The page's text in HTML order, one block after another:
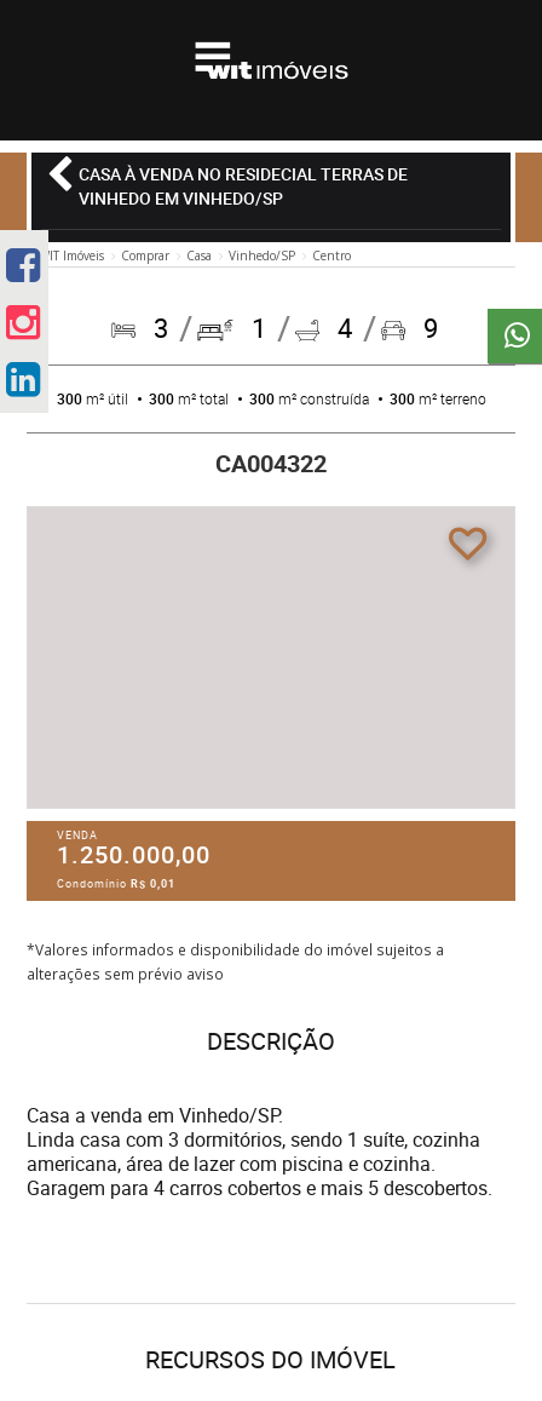
CASA À VENDA NO RESIDECIAL TERRAS DE
VINHEDO EM VINHEDO/SP
WIT Imóveis Comprar Casa Vinhedo/SP Centro
3 1 4 9
300m² útil 300m² total 300m² construída 300m² terreno
CA004322
VENDA
1.250.000,00
CondomínioR$ 0,01
*Valores informados e disponibilidade do imóvel sujeitos a
alterações sem prévio aviso
DESCRIÇÃO
Casa a venda em Vinhedo/SP.
Linda casa com 3 dormitórios, sendo 1 suíte, cozinha
americana, área de lazer com piscina e cozinha.
Garagem para 4 carros cobertos e mais 5 descobertos.
RECURSOS DO IMÓVEL